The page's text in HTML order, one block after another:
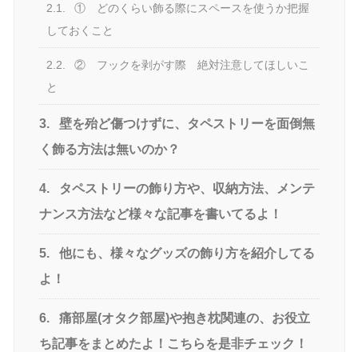
2.1.
① どのくらい飾る際にスペースを使うか把握
しておくこと
2.2.
② フックを剥がす際 絶対注意してほしいこ
と
3.
壁を殆ど傷つけずに、タペストリーを面倒無
く飾る方法は無いのか？
4.
タペストリーの飾り方や、収納方法、メンテ
ナンス方法など様々な記事を書いてるよ！
5.
他にも、様々なグッズの飾り方を紹介してる
よ！
6.
痛部屋(オタク部屋)や抱き枕関連の、お役立
ち記事をまとめたよ！こちらを是非チェック！